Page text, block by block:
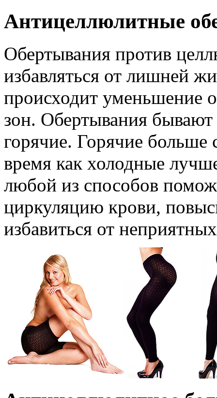
Антицеллюлитные
Обертывания против
избавляться от лишней
происходит уменьшение
зон. Обертывания
горячие. Горячие больше
время как холодные
любой из способов
циркуляцию крови,
избавиться от